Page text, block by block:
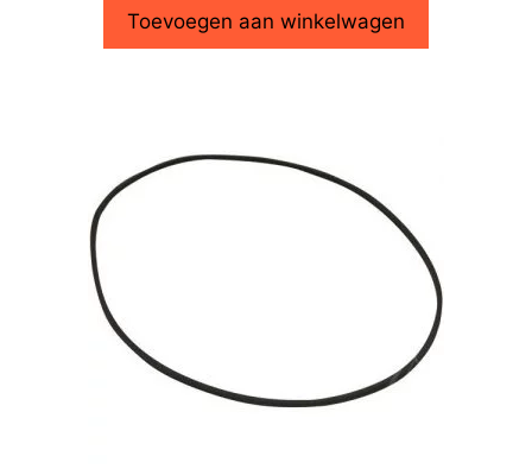
Toevoegen aan winkelwagen